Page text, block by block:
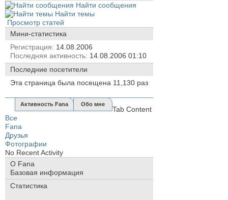
Найти сообщения
Найти темы
Просмотр статей
Мини-статистика
Регистрация
14.08.2006
Последняя активность 14.08.2006 01:10
Последние посетители
Эта страница была посещена 11,130 раз
Активность Fana Обо мне
Tab Content
Все
Fana
Друзья
Фотографии
No Recent Activity
О Fana
Базовая информация
Статистика